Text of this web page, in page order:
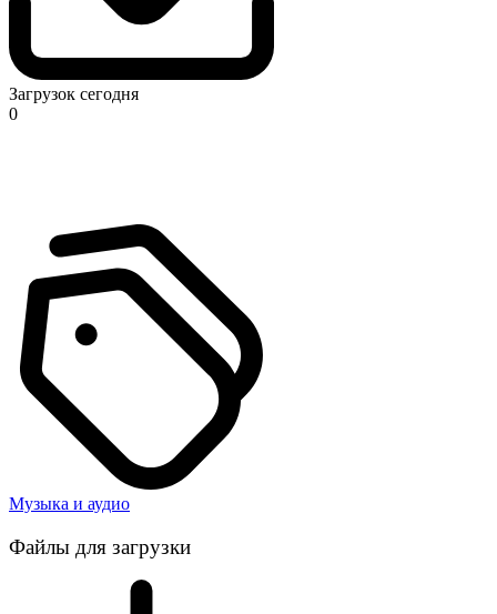
Загрузок сегодня
0
Музыка и аудио
Файлы для загрузки